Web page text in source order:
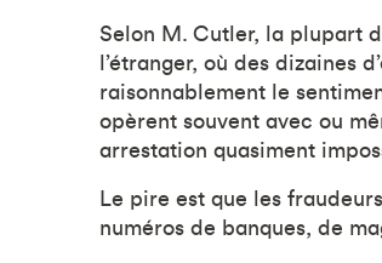
Selon M. Cutler, la plupart
l’étranger, où des dizaines
raisonnablement le
opèrent souvent avec ou
arrestation quasiment
Le pire est que les
numéros de banques, de